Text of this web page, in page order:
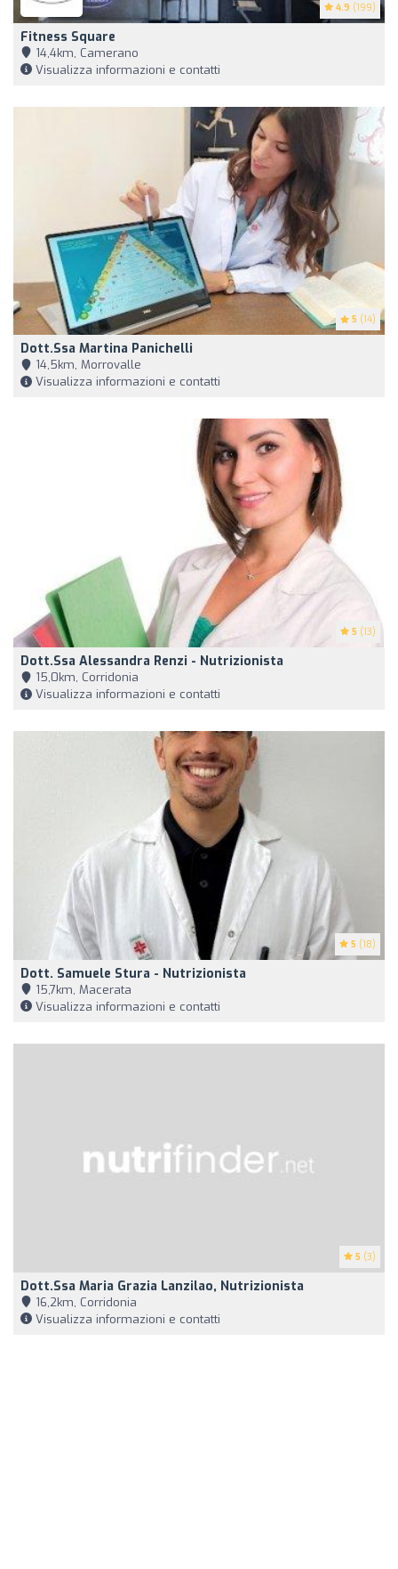
4.9 (199)
Fitness Square
14,4km, Camerano
Visualizza informazioni e contatti
5 (14)
Dott.ssa Martina Panichelli
14,5km, Morrovalle
Visualizza informazioni e contatti
5 (13)
Dott.ssa Alessandra Renzi - Nutrizionista
15,0km, Corridonia
Visualizza informazioni e contatti
5 (18)
Dott. Samuele Stura - Nutrizionista
15,7km, Macerata
Visualizza informazioni e contatti
5 (3)
Dott.ssa Maria Grazia Lanzilao, Nutrizionista
16,2km, Corridonia
Visualizza informazioni e contatti